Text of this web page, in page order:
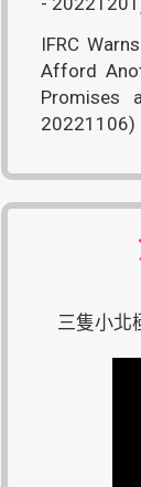
IFRC
Afford
Promises
20221106)
三隻小北